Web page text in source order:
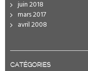
juin 2018
mars 2017
avril 2008
CATÉGORIES